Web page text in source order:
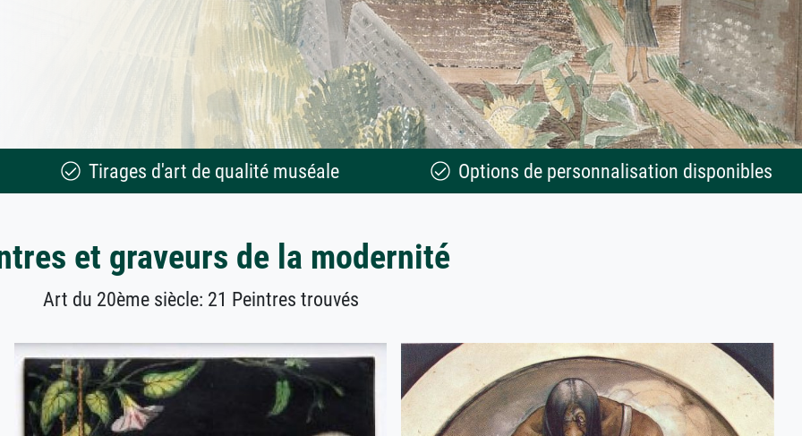
Tirages d'art de qualité muséale Options de personnalisation disponibles
et graveurs de la modernité
Art du 20ème siècle: 21 Peintres trouvés